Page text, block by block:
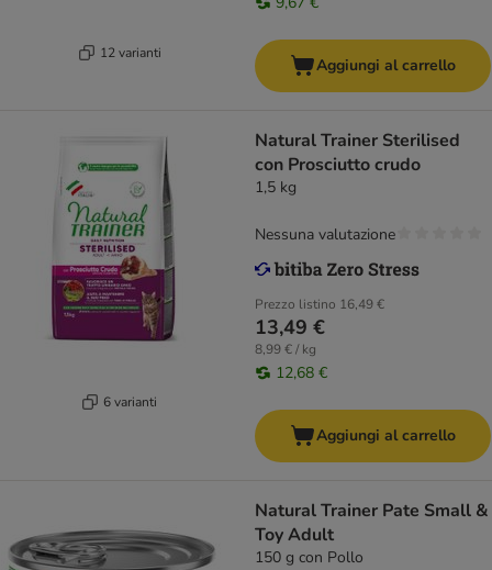
12 varianti
Aggiungi al carrello
6 varianti
Natural Trainer Sterilised
con Prosciutto crudo
1,5 kg
Prezzo listino 16,49 €
13,49 €
8,99 € / kg
12,68 €
Nessuna valutazione
Aggiungi al carrello
Natural Trainer Pate Small &
Toy Adult
150 g con Pollo